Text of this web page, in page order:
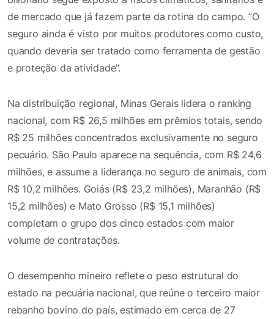
de mercado que já fazem parte da rotina do campo. “O
seguro ainda é visto por muitos produtores como custo,
quando deveria ser tratado como ferramenta de gestão
e proteção da atividade”.
Na distribuição regional, Minas Gerais lidera o ranking
nacional, com R$ 26,5 milhões em prêmios totais, sendo
R$ 25 milhões concentrados exclusivamente no seguro
pecuário. São Paulo aparece na sequência, com R$ 24,6
milhões, e assume a liderança no seguro de animais, com
R$ 10,2 milhões. Goiás (R$ 23,2 milhões), Maranhão (R$
15,2 milhões) e Mato Grosso (R$ 15,1 milhões)
completam o grupo dos cinco estados com maior
volume de contratações.
O desempenho mineiro reflete o peso estrutural do
estado na pecuária nacional, que reúne o terceiro maior
rebanho bovino do país, estimado em cerca de 27